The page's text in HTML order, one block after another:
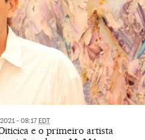
- 08:17 EDT
e o primeiro artista